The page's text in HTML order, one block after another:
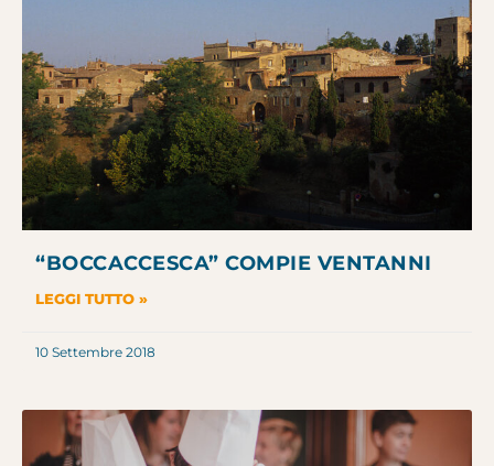
“BOCCACCESCA” COMPIE VENTANNI
LEGGI TUTTO »
10 Settembre 2018